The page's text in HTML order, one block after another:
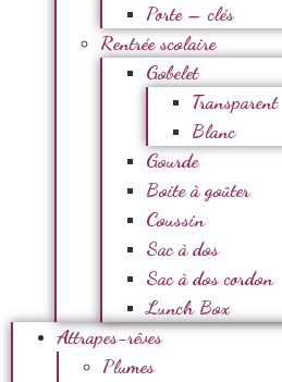
Porte – clés
Rentrée scolaire
Gobelet
Transparent
Blanc
Gourde
Boite à goûter
Coussin
Sac à dos
Sac à dos cordon
Lunch Box
Attrapes-rêves
Plumes